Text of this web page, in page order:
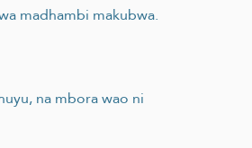
madhambi makubwa.
na mbora wao ni